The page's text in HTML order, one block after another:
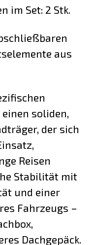
im Set: 2 Stk.
aus
soliden,
der sich
Reisen
Stabilität mit
und einer
Fahrzeugs –
Dachgepäck.